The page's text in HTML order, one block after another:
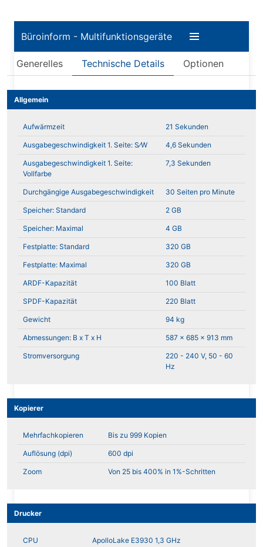
Büroinform - Multifunktionsgeräte
Generelles Technische Details Optionen
Allgemein
Aufwärmzeit 21 Sekunden
Ausgabegeschwindigkeit 1. Seite: S⁄W 4,6 Sekunden
Ausgabegeschwindigkeit 1. Seite:
Vollfarbe
7,3 Sekunden
Durchgängige Ausgabegeschwindigkeit 30 Seiten pro Minute
Speicher: Standard 2 GB
Speicher: Maximal 4 GB
Festplatte: Standard 320 GB
Festplatte: Maximal 320 GB
ARDF-Kapazität 100 Blatt
SPDF-Kapazität 220 Blatt
Gewicht 94 kg
Abmessungen: B x T x H 587 x 685 x 913 mm
Stromversorgung
220 - 240 V, 50 - 60
Hz
Kopierer
Mehrfachkopieren Bis zu 999 Kopien
Auflösung (dpi) 600 dpi
Zoom Von 25 bis 400% in 1%-Schritten
Drucker
CPU ApolloLake E3930 1,3 GHz